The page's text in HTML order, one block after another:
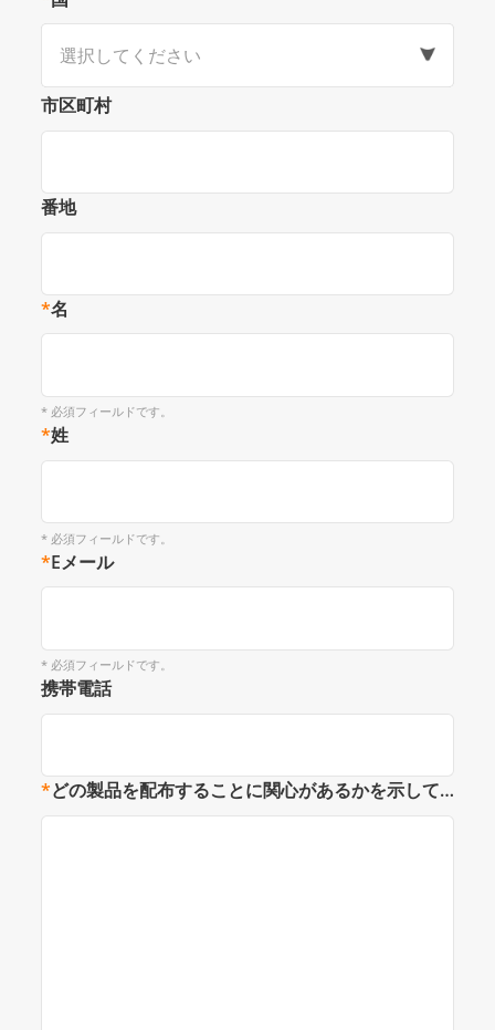
選択してください
市区町村
番地
*名
* 必須フィールドです。
*姓
* 必須フィールドです。
*Eメール
* 必須フィールドです。
携帯電話
*どの製品を配布することに関心があるかを示してください